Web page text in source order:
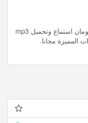
أسباب الفتح تفسير سورة الفاتحة حازم شومان استماع وتحميل mp3